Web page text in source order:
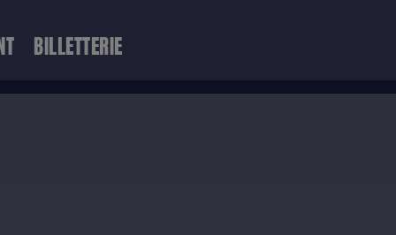
BILLETTERIE